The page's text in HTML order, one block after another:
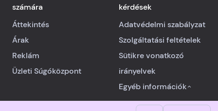
számára
Áttekintés
Árak
Reklám
Üzleti Súgóközpont
kérdések
Adatvédelmi szabályzat
Szolgáltatási feltételek
Sütikre vonatkozó
irányelvek
Egyéb információk